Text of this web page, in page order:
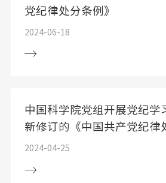
党纪律处分条例》
2024-06-18
中国科学院党组开展党纪学
新修订的《中国共产党纪律
《中国共产党巡视工作条例》
2024-04-25